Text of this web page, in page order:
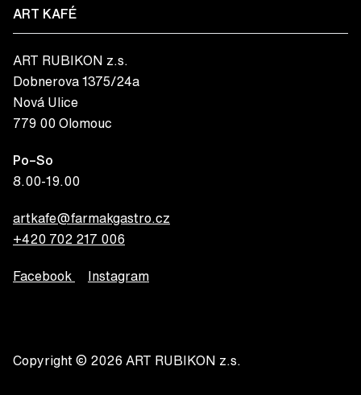
ART KAFÉ
ART RUBIKON z.s.
Dobnerova 1375/24a
Nová Ulice
779 00 Olomouc
Po–So
8.00-19.00
artkafe@farmakgastro.cz
+420 702 217 006
Facebook Instagram
Copyright © 2026 ART RUBIKON z.s.